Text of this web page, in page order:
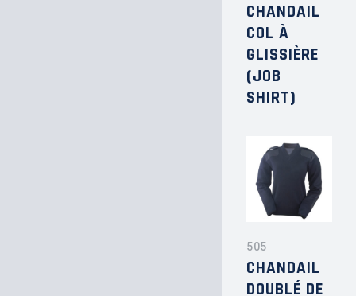
CHANDAIL
COL À
GLISSIÈRE
(JOB
SHIRT)
505
CHANDAIL
DOUBLÉ DE